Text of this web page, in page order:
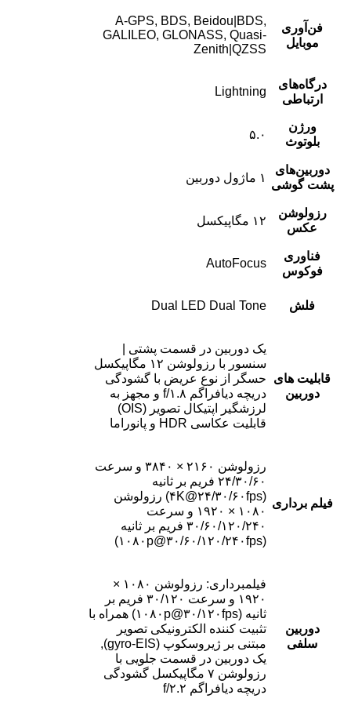
فن‌آوری
موبایل
A-GPS, BDS, Beidou|BDS,
GALILEO, GLONASS, Quasi-
Zenith|QZSS
درگاه‌های
ارتباطی
Lightning
ورژن
بلوتوث
۵.۰
دوربین‌های
پشت گوشی
۱ ماژول دوربین
رزولوشن
عکس
۱۲ مگاپیکسل
فناوری
فوکوس
AutoFocus
فلش Dual LED Dual Tone
قابلیت های
دوربین
یک دوربین در قسمت پشتی |
سنسور با رزولوشن ۱۲ مگاپیکسل
حسگر از نوع عریض با گشودگی
دریچه دیافراگم f/۱.۸ و مجهز به
لرزشگیر اپتیکال تصویر (OIS)
قابلیت عکاسی HDR و پانوراما
فیلم برداری
رزولوشن ۲۱۶۰ × ۳۸۴۰ و سرعت
۲۴/۳۰/۶۰ فریم بر ثانیه
(۴K@۲۴/۳۰/۶۰fps) رزولوشن
۱۰۸۰ × ۱۹۲۰ و سرعت
۳۰/۶۰/۱۲۰/۲۴۰ فریم بر ثانیه
(۱۰۸۰p@۳۰/۶۰/۱۲۰/۲۴۰fps)
دوربین
سلفی
فیلمبرداری: رزولوشن ۱۰۸۰ ×
۱۹۲۰ و سرعت ۳۰/۱۲۰ فریم بر
ثانیه (۱۰۸۰p@۳۰/۱۲۰fps) همراه با
تثبیت کننده الکترونیکی تصویر
مبتنی بر ژیروسکوپ (gyro-EIS),
یک دوربین در قسمت جلویی با
رزولوشن ۷ مگاپیکسل گشودگی
دریچه دیافراگم f/۲.۲